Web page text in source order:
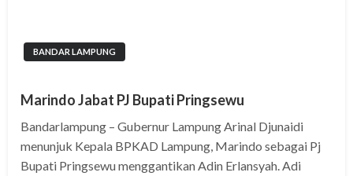
BANDAR LAMPUNG
Marindo Jabat PJ Bupati Pringsewu
Bandarlampung – Gubernur Lampung Arinal Djunaidi
menunjuk Kepala BPKAD Lampung, Marindo sebagai Pj
Bupati Pringsewu menggantikan Adin Erlansyah. Adi